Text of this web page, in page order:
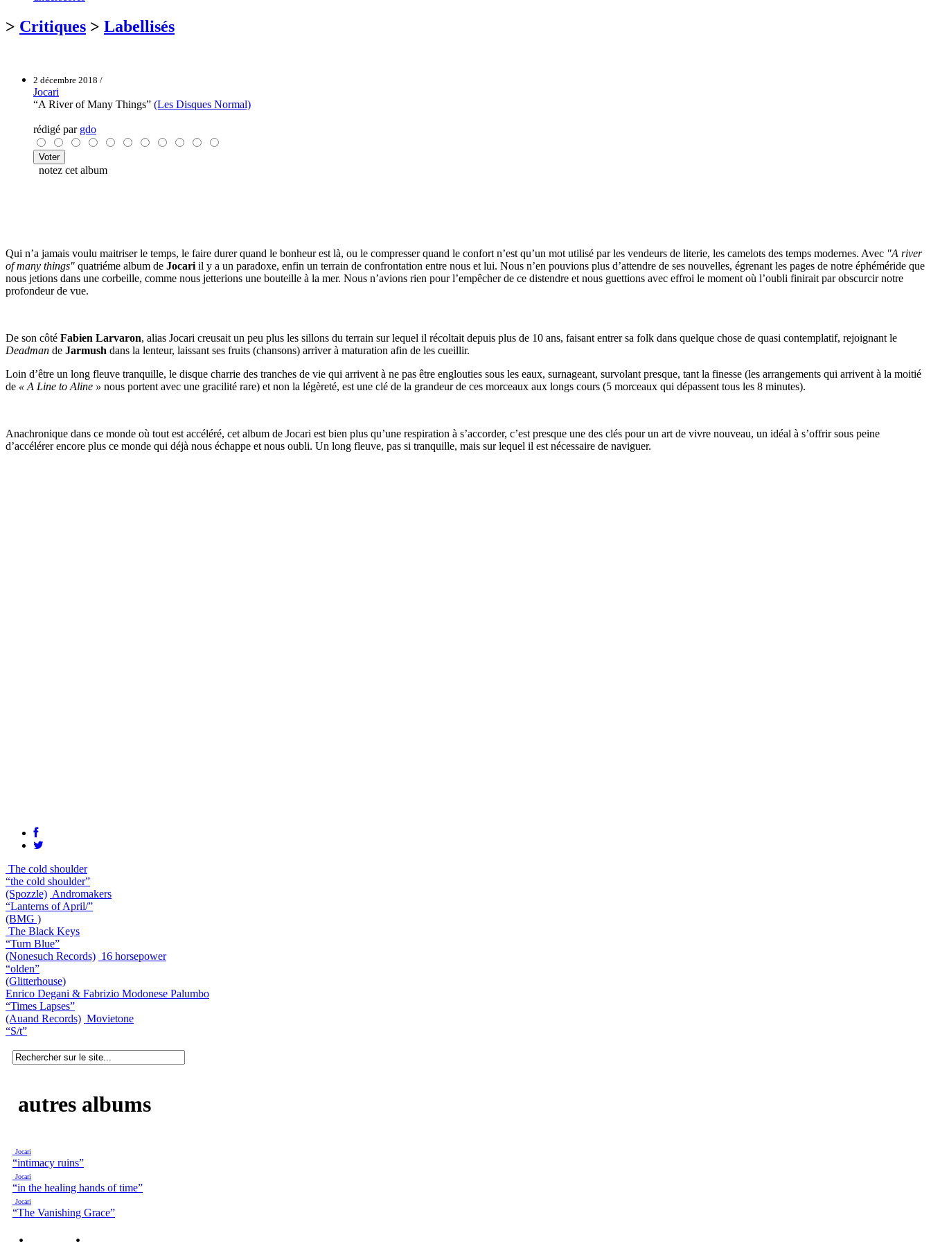
> Critiques > Labellisés
2 décembre 2018 /
Jocari
“A River of Many Things” (Les Disques Normal)
rédigé par gdo
notez cet album
Qui n’a jamais voulu maitriser le temps, le faire durer quand le bonheur est là, ou le compresser quand le confort n’est qu’un mot utilisé par les vendeurs de literie, les camelots des temps modernes. Avec "A river
of many things" quatriéme album de Jocari il y a un paradoxe, enfin un terrain de confrontation entre nous et lui. Nous n’en pouvions plus d’attendre de ses nouvelles, égrenant les pages de notre éphéméride que
nous jetions dans une corbeille, comme nous jetterions une bouteille à la mer. Nous n’avions rien pour l’empêcher de ce distendre et nous guettions avec effroi le moment où l’oubli finirait par obscurcir notre
profondeur de vue.
De son côté Fabien Larvaron, alias Jocari creusait un peu plus les sillons du terrain sur lequel il récoltait depuis plus de 10 ans, faisant entrer sa folk dans quelque chose de quasi contemplatif, rejoignant le
Deadman de Jarmush dans la lenteur, laissant ses fruits (chansons) arriver à maturation afin de les cueillir.
Loin d’être un long fleuve tranquille, le disque charrie des tranches de vie qui arrivent à ne pas être englouties sous les eaux, surnageant, survolant presque, tant la finesse (les arrangements qui arrivent à la moitié
de « A Line to Aline » nous portent avec une gracilité rare) et non la légèreté, est une clé de la grandeur de ces morceaux aux longs cours (5 morceaux qui dépassent tous les 8 minutes).
Anachronique dans ce monde où tout est accéléré, cet album de Jocari est bien plus qu’une respiration à s’accorder, c’est presque une des clés pour un art de vivre nouveau, un idéal à s’offrir sous peine
d’accélérer encore plus ce monde qui déjà nous échappe et nous oubli. Un long fleuve, pas si tranquille, mais sur lequel il est nécessaire de naviguer.
The cold shoulder
“the cold shoulder”
(Spozzle) Andromakers
“Lanterns of April/”
(BMG )
The Black Keys
“Turn Blue”
(Nonesuch Records) 16 horsepower
“olden”
(Glitterhouse)
Enrico Degani & Fabrizio Modonese Palumbo
“Times Lapses”
(Auand Records) Movietone
“S/t”
autres albums
Jocari
“intimacy ruins”
Jocari
“in the healing hands of time”
Jocari
“The Vanishing Grace”